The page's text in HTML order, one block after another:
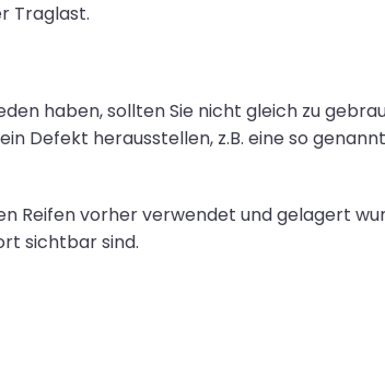
Traglast.
haben, sollten Sie nicht gleich zu
Defekt herausstellen, z.B. eine so
Reifen vorher verwendet und gelagert
sichtbar sind.